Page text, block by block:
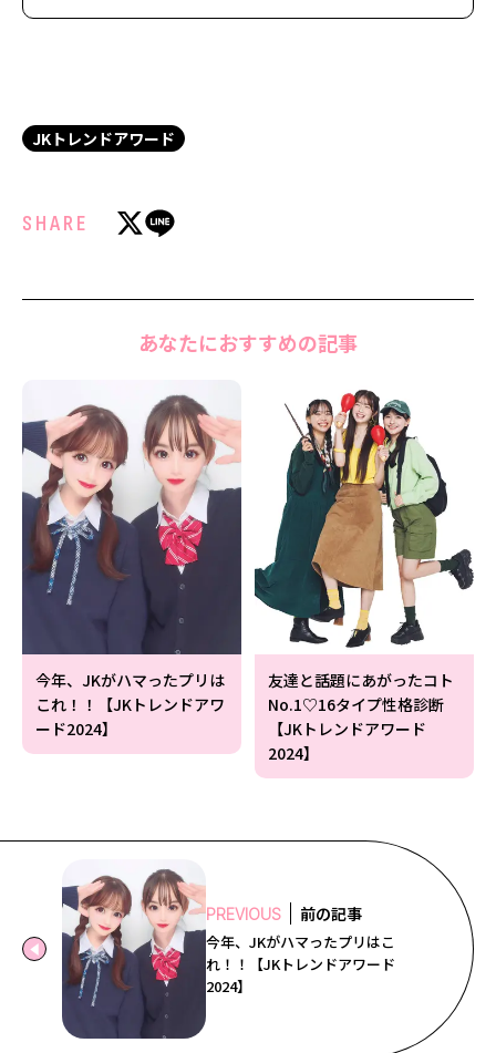
JKトレンドアワード
SHARE
あなたにおすすめの記事
今年、JKがハマったプリは
これ！！【JKトレンドアワ
ード2024】
友達と話題にあがったコト
No.1♡16タイプ性格診断
【JKトレンドアワード
2024】
PREVIOUS 前の記事
今年、JKがハマったプリはこ
れ！！【JKトレンドアワード
2024】